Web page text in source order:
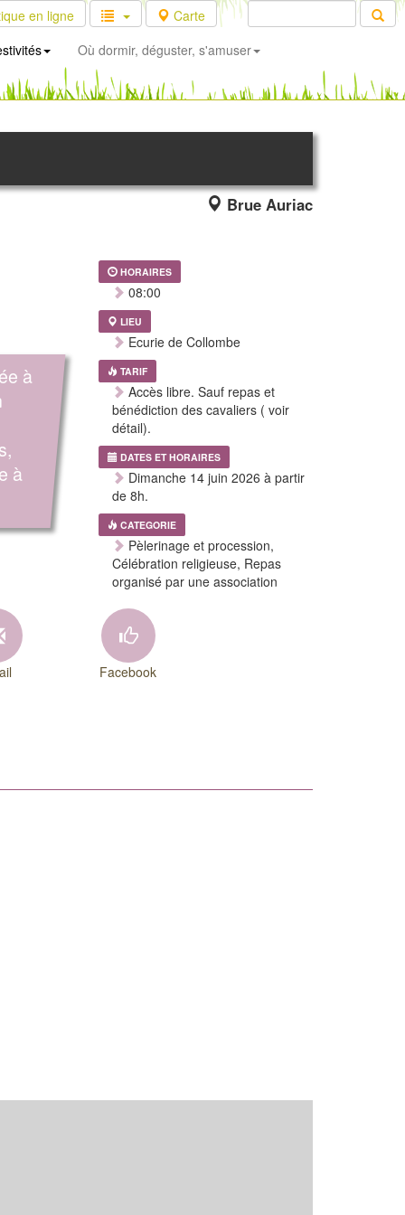
en ligne
Carte
Où dormir, déguster, s'amuser
Brue Auriac
à
à
HORAIRES
08:00
LIEU
Ecurie de Collombe
TARIF
Accès libre. Sauf repas et
bénédiction des cavaliers ( voir
détail).
DATES ET HORAIRES
Dimanche 14 juin 2026 à partir
de 8h.
CATEGORIE
Pèlerinage et procession,
Célébration religieuse, Repas
organisé par une association
Facebook